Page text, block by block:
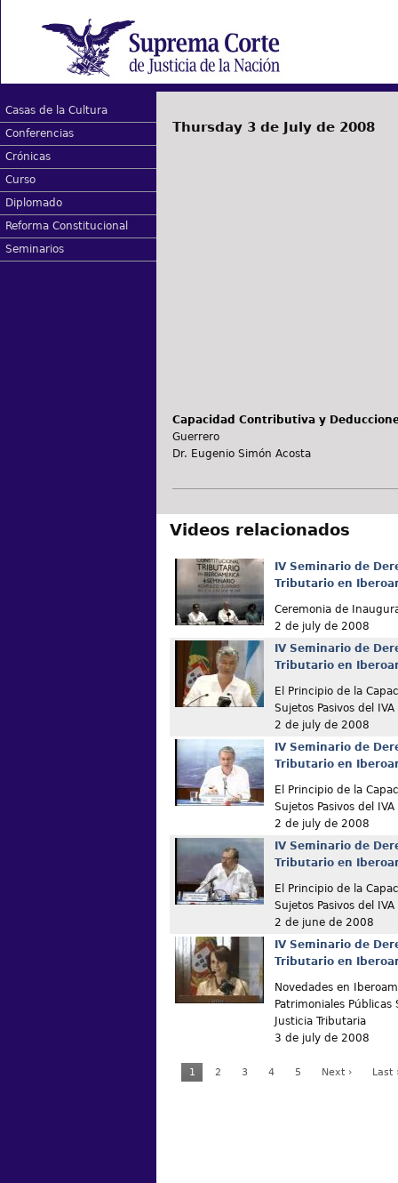
Casas de la Cultura
Conferencias
Crónicas
Curso
Diplomado
Reforma Constitucional
Seminarios
Thursday 3 de July de 2008
Capacidad Contributiva y
Guerrero
Dr. Eugenio Simón Acosta
Videos relacionados
IV Seminario de
Tributario en
Ceremonia de
2 de july de 2008
IV Seminario de
Tributario en
El Principio de la
Sujetos Pasivos del IVA
2 de july de 2008
IV Seminario de
Tributario en
El Principio de la
Sujetos Pasivos del IVA
2 de july de 2008
IV Seminario de
Tributario en
El Principio de la
Sujetos Pasivos del IVA
2 de june de 2008
IV Seminario de
Tributario en
Novedades en
Patrimoniales
Justicia Tributaria
3 de july de 2008
1 2 3 4 5 Next › Last